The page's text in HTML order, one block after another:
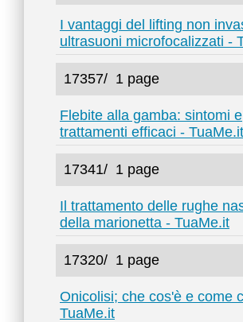
I vantaggi del lifting non
ultrasuoni microfocalizzati -
17357/ 1 page
Flebite alla gamba: sintomi e
trattamenti efficaci - TuaMe.it
17341/ 1 page
Il trattamento delle rughe
della marionetta - TuaMe.it
17320/ 1 page
Onicolisi; che cos'è e come
TuaMe.it